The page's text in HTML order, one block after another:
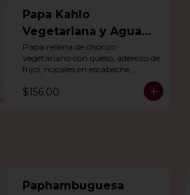
Papa Kahlo
Vegetariana y Agua
del dia
Papa rellena de chorizo
vegetariano con queso, aderezo de
frijol, nopales en escabeche,
maíz. Con agua del día.
$156.00
Paphambuguesa